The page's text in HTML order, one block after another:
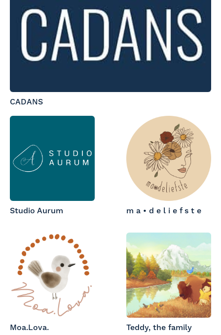
CADANS
Studio Aurum m a • d e l i e f s t e
Moa.Lova.
Teddy, the family